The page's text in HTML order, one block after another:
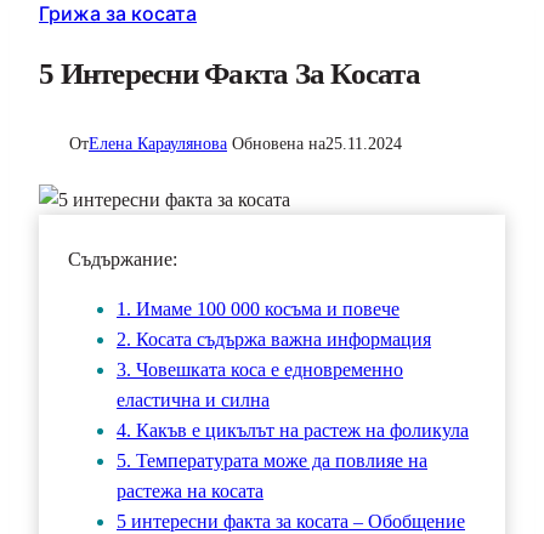
Грижа за косата
5 Интересни Факта За Косата
ОтЕлена Караулянова Обновена на25.11.2024
Съдържание:
1. Имаме 100 000 косъма и повече
2. Косата съдържа важна информация
3. Човешката коса е едновременно
еластична и силна
4. Какъв е цикълът на растеж на фоликула
5. Температурата може да повлияе на
растежа на косата
5 интересни факта за косата – Обобщение